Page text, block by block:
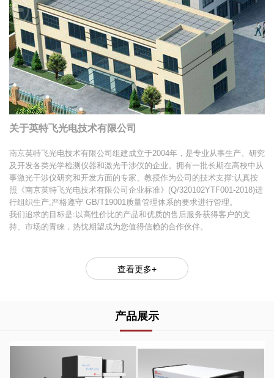
关于英特飞光电技术有限公司
南京英特飞光电技术有限公司组建成立于2004年，是专业从事生产、研究
及开发各类光学检测仪器和激光干涉仪的企业。拥有一批长期在高校中从
事激光干涉仪研究和开发方面的专家、教授作为公司的技术支撑:认真按
照《南京英特飞光电技术有限公司企业标准》(Q/320102YTF001-2018)进
行组织生产;严格遵守 GB/T19001质量管理体系的要求进行管理。
我们追求的目标是:以高性价比的产品和优质的售后服务获得客户的支
持、市场的青睐，热忱期望成为您值得信赖的合作伙伴。
查看更多+
产品展示